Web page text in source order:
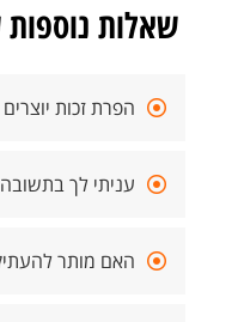
שאלות נוספות
הפרת זכות
עניתי לך
האם מותר